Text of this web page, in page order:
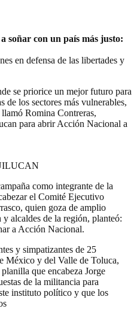
soñar con un país más justo:
en defensa de las libertades y
se priorice un mejor futuro para
de los sectores más vulnerables,
Romina Contreras,
para abrir Acción Nacional a
como integrante de la
el Comité Ejecutivo
quien goza de amplio
alcaldes de la región, planteó:
a Acción Nacional.
y simpatizantes de 25
México y del Valle de Toluca,
que encabeza Jorge
de la militancia para
instituto político y que los